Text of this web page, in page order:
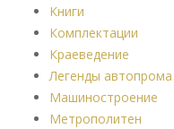
Книги
Комплектации
Краеведение
Легенды автопрома
Машиностроение
Метрополитен